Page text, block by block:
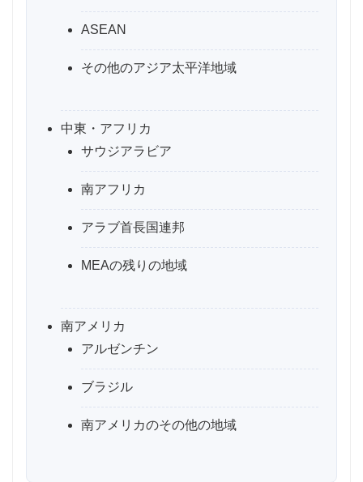
ASEAN
その他のアジア太平洋地域
中東・アフリカ
サウジアラビア
南アフリカ
アラブ首長国連邦
MEAの残りの地域
南アメリカ
アルゼンチン
ブラジル
南アメリカのその他の地域